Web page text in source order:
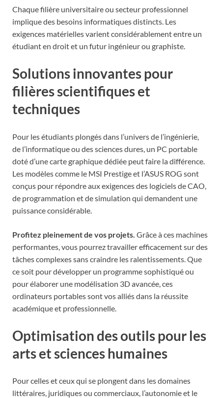
Chaque filière universitaire ou secteur professionnel
implique des besoins informatiques distincts. Les
exigences matérielles varient considérablement entre un
étudiant en droit et un futur ingénieur ou graphiste.
Solutions innovantes pour
filières scientifiques et
techniques
Pour les étudiants plongés dans l’univers de l’ingénierie,
de l’informatique ou des sciences dures, un PC portable
doté d’une carte graphique dédiée peut faire la différence.
Les modèles comme le MSI Prestige et l’ASUS ROG sont
conçus pour répondre aux exigences des logiciels de CAO,
de programmation et de simulation qui demandent une
puissance considérable.
Profitez pleinement de vos projets. Grâce à ces machines
performantes, vous pourrez travailler efficacement sur des
tâches complexes sans craindre les ralentissements. Que
ce soit pour développer un programme sophistiqué ou
pour élaborer une modélisation 3D avancée, ces
ordinateurs portables sont vos alliés dans la réussite
académique et professionnelle.
Optimisation des outils pour les
arts et sciences humaines
Pour celles et ceux qui se plongent dans les domaines
littéraires, juridiques ou commerciaux, l’autonomie et le